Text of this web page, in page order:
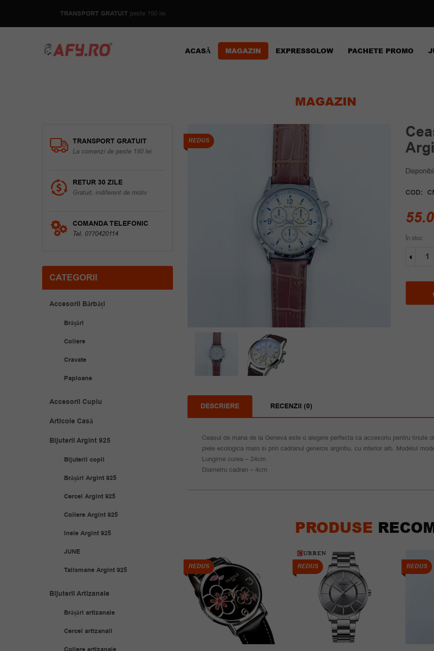
TRANSPORT GRATUIT peste 150 lei
ACASĂ MAGAZIN EXPRESSGLOW PACHETE PROMO
MAGAZIN
REDUS
COD:
În stoc
Ceas
DESCRIERE RECENZII (0)
Ceasul de mana de la Geneva este o alegere perfecta ca accesoriu pentru tinute
piele ecologica maro si prin cadranul generos argintiu, cu interior alb. Modelul
Lungime curea – 24cm
Diametru cadran – 4cm
PRODUSE
REDUS REDUS REDUS REDUS
TRANSPORT GRATUIT
La comenzi de peste 150 lei
RETUR 30 ZILE
Gratuit, indiferent de motiv
COMANDA TELEFONIC
Tel. 0770420114
CATEGORII
Accesorii Bărbăți
Brățări
Coliere
Cravate
Papioane
Accesorii Cuplu
Articole Casă
Bijuterii Argint 925
Bijuterii copii
Brățări Argint 925
Cercei Argint 925
Coliere Argint 925
Inele Argint 925
JUNE
Talismane Argint 925
Bijuterii Artizanale
Brățări artizanale
Cercei artizanali